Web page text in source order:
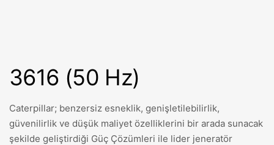
3616 (50 Hz)
Caterpillar; benzersiz esneklik, genişletilebilirlik,
güvenilirlik ve düşük maliyet özelliklerini bir arada sunacak
şekilde geliştirdiği Güç Çözümleri ile lider jeneratör